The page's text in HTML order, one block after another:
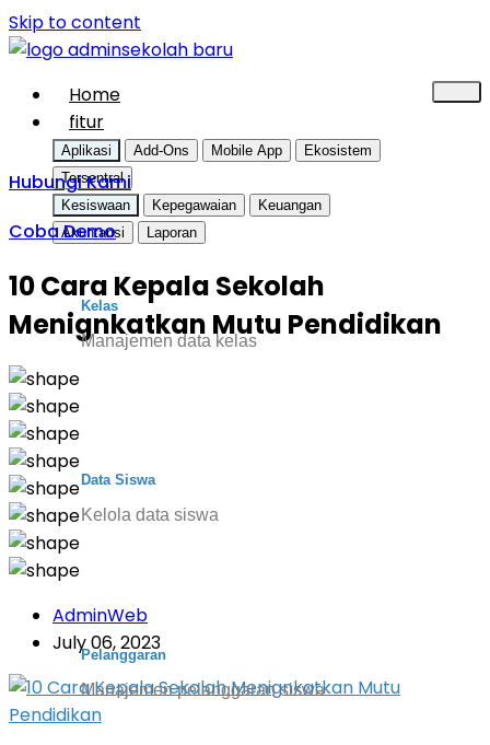
Skip to content
Home
fitur
Aplikasi Add-Ons Mobile App
Ekosistem
Tersentral
Kesiswaan
Kepegawaian
Keuangan
Akuntansi
Laporan
Kelas
Manajemen data kelas
Data Siswa
Kelola data siswa
Pelanggaran
Manajemen pelanggaran siswa
Hubungi Kami
Coba Demo
10 Cara Kepala Sekolah
Menignkatkan Mutu Pendidikan
AdminWeb
July 06, 2023